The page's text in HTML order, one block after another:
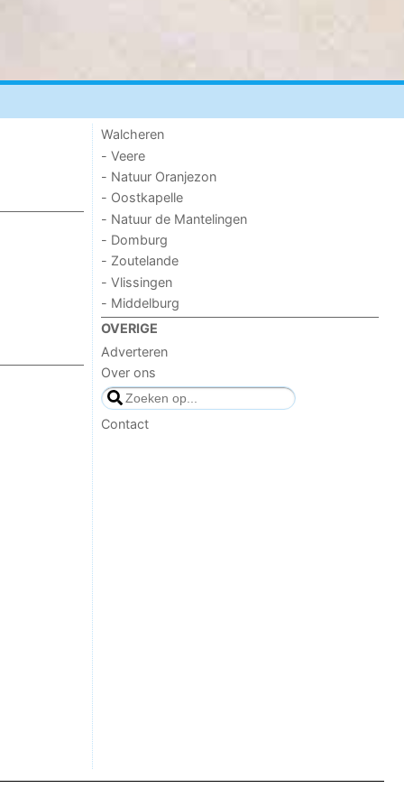
Walcheren
- Veere
- Natuur Oranjezon
- Oostkapelle
- Natuur de Mantelingen
- Domburg
- Zoutelande
- Vlissingen
- Middelburg
OVERIGE
Adverteren
Over ons
Contact